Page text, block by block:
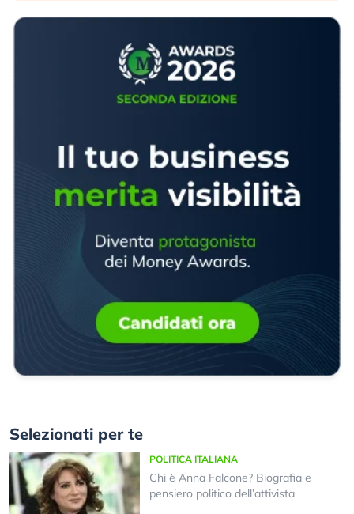
Selezionati per te
POLITICA ITALIANA
Chi è Anna Falcone? Biografia e
pensiero politico dell’attivista